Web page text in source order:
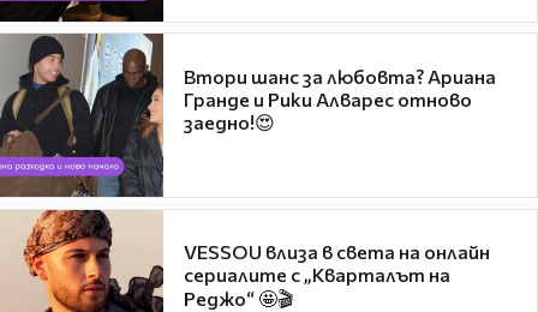
Втори шанс за любовта? Ариана
Гранде и Рики Алварес отново
заедно!😍
VESSOU влиза в света на онлайн
сериалите с „Кварталът на
Реджо“ 🤩🎬